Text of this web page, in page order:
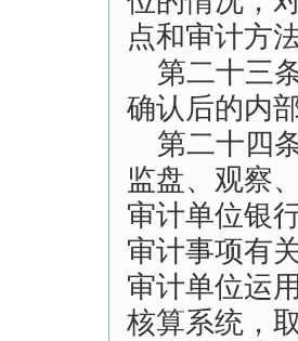
点和审计方
第二十三
确认后的内
第二十四
监盘、观察
审计单位银
审计事项有
审计单位运
核算系统，